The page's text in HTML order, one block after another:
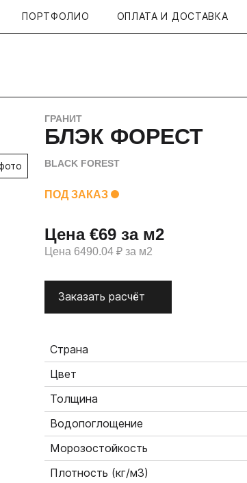
ПОРТФОЛИО ОПЛАТА И ДОСТАВКА
ГРАНИТ
БЛЭК ФОРЕСТ
BLACK FOREST
ПОД ЗАКАЗ
Цена €69 за м2
Цена 6490.04 ₽ за м2
Заказать расчёт
Страна
Цвет
Толщина
Водопоглощение
Морозостойкость
Плотность (кг/м3)